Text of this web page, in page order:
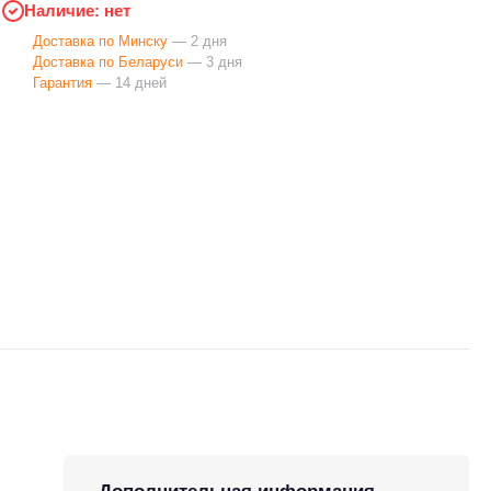
Наличие: нет
Доставка по Минску— 2 дня
Доставка по Беларуси— 3 дня
Гарантия— 14 дней